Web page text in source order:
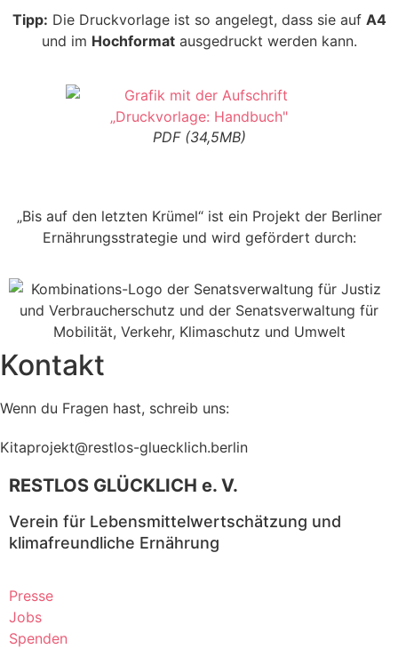
Tipp: Die Druckvorlage ist so angelegt, dass sie auf A4
und im Hochformatausgedruckt werden kann.
PDF (34,5MB)
„Bis auf den letzten Krümel“ ist ein Projekt der Berliner
Ernährungsstrategie und wird gefördert durch:
Kontakt
Wenn du Fragen hast, schreib uns:
Kitaprojekt@restlos-gluecklich.berlin
RESTLOS GLÜCKLICH e. V.
Verein für Lebensmittelwertschätzung und
klimafreundliche Ernährung
Presse
Jobs
Spenden